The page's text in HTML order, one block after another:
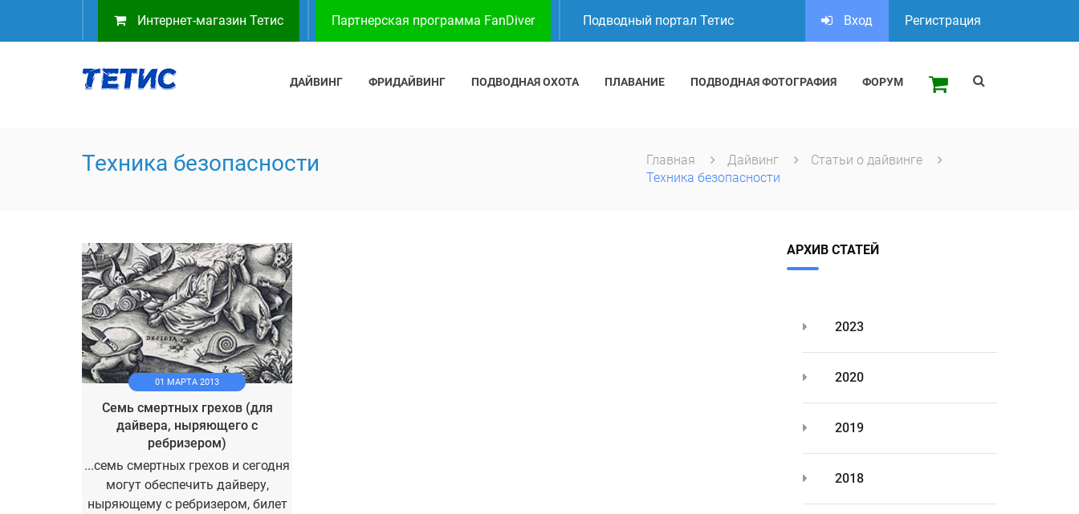
Интернет-магазин Тетис Партнерская программа FanDiver Подводный портал Тетис Вход Регистрация
ДАЙВИНГ ФРИДАЙВИНГ ПОДВОДНАЯ ОХОТА ПЛАВАНИЕ ПОДВОДНАЯ ФОТОГРАФИЯ ФОРУМ
Техника безопасности Главная Дайвинг
Статьи о дайвинге
Техника безопасности
01 МАРТА 2013
Семь смертных грехов (для
дайвера, ныряющего с
ребризером)
...семь смертных грехов и сегодня
могут обеспечить дайверу,
ныряющему с ребризером, билет
АРХИВ СТАТЕЙ
2023
2020
2019
2018